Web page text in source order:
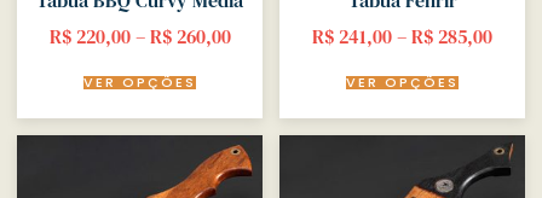
R$220,00 – R$260,00
VER OPÇÕES
R$241,00–R$285,00
VER OPÇÕES